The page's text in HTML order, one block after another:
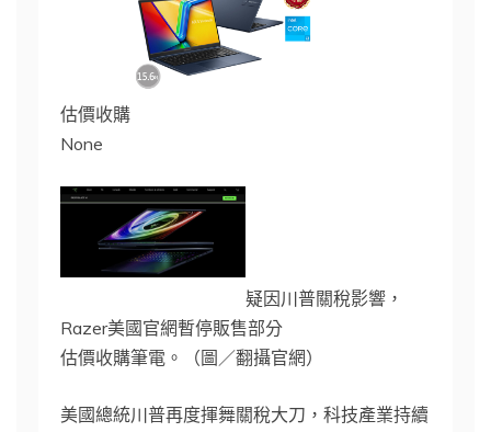
估價收購
None
疑因川普關稅影響，
Razer美國官網暫停販售部分
估價收購筆電。（圖／翻攝官網）
美國總統川普再度揮舞關稅大刀，科技產業持續